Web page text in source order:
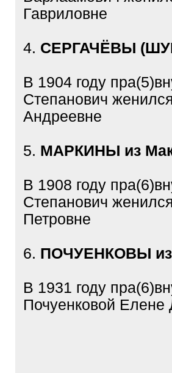
Гавриловне
4. СЕРГАЧЁВЫ
В 1904 году
Степанович
Андреевне
5. МАРКИНЫ из
В 1908 году
Степанович
Петровне
6. ПОЧУЕНКОВЫ из
В 1931 году
Почуенковой Елене